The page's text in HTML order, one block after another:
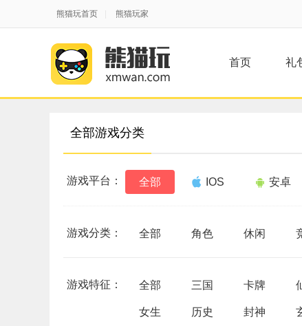
熊猫玩首页 熊猫玩家
首页 礼
全部游戏分类
游戏平台： 全部 IOS 安卓
游戏分类： 全部 角色 休闲
游戏特征： 全部 三国 卡牌
女生 历史 封神